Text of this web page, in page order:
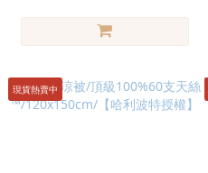
現貨熱賣中